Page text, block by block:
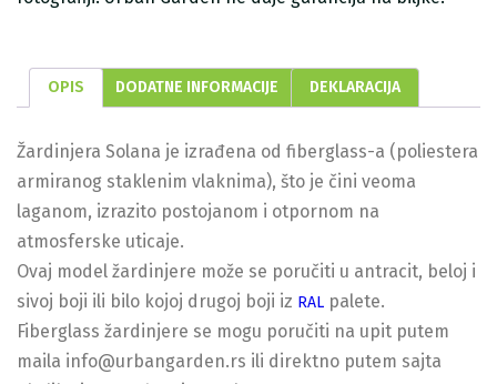
OPIS DODATNE INFORMACIJE DEKLARACIJA
Žardinjera Solana je izrađena od fiberglass-a (poliestera
armiranog staklenim vlaknima), što je čini veoma
laganom, izrazito postojanom i otpornom na
atmosferske uticaje.
Ovaj model žardinjere može se poručiti u antracit, beloj i
sivoj boji ili bilo kojoj drugoj boji iz RAL palete.
Fiberglass žardinjere se mogu poručiti na upit putem
maila info@urbangarden.rs ili direktno putem sajta